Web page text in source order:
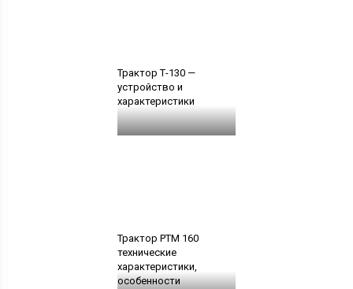
Трактор Т-130 —
устройство и
характеристики
Трактор РТМ 160
технические
характеристики,
особенности